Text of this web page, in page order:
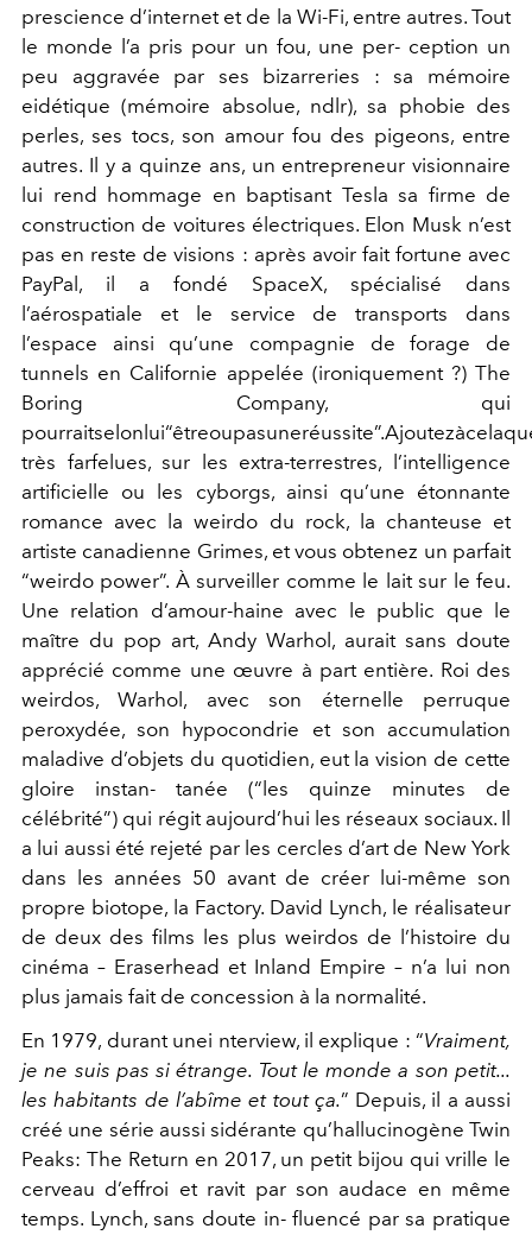
prescience d’internet et de la Wi-Fi, entre autres. Tout
le monde l’a pris pour un fou, une per- ception un
peu aggravée par ses bizarreries : sa mémoire
eidétique (mémoire absolue, ndlr), sa phobie des
perles, ses tocs, son amour fou des pigeons, entre
autres. Il y a quinze ans, un entrepreneur visionnaire
lui rend hommage en baptisant Tesla sa firme de
construction de voitures électriques. Elon Musk n’est
pas en reste de visions : après avoir fait fortune avec
PayPal, il a fondé SpaceX, spécialisé dans
l’aérospatiale et le service de transports dans
l’espace ainsi qu’une compagnie de forage de
tunnels en Californie appelée (ironiquement ?) The
Boring Company, qui
très farfelues, sur les extra-terrestres, l’intelligence
artificielle ou les cyborgs, ainsi qu’une étonnante
romance avec la weirdo du rock, la chanteuse et
artiste canadienne Grimes, et vous obtenez un parfait
“weirdo power”. À surveiller comme le lait sur le feu.
Une relation d’amour-haine avec le public que le
maître du pop art, Andy Warhol, aurait sans doute
apprécié comme une œuvre à part entière. Roi des
weirdos, Warhol, avec son éternelle perruque
peroxydée, son hypocondrie et son accumulation
maladive d’objets du quotidien, eut la vision de cette
gloire instan- tanée (“les quinze minutes de
célébrité”) qui régit aujourd’hui les réseaux sociaux. Il
a lui aussi été rejeté par les cercles d’art de New York
dans les années 50 avant de créer lui-même son
propre biotope, la Factory. David Lynch, le réalisateur
de deux des films les plus weirdos de l’histoire du
cinéma – Eraserhead et Inland Empire – n’a lui non
plus jamais fait de concession à la normalité.
En 1979, durant unei nterview, il explique : “Vraiment,
je ne suis pas si étrange. Tout le monde a son petit...
les habitants de l’abîme et tout ça.” Depuis, il a aussi
créé une série aussi sidérante qu’hallucinogène Twin
Peaks: The Return en 2017, un petit bijou qui vrille le
cerveau d’effroi et ravit par son audace en même
temps. Lynch, sans doute in- fluencé par sa pratique